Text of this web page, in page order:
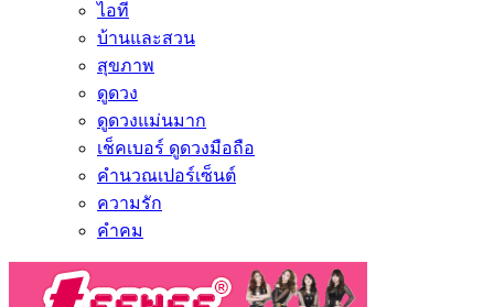
ไอที
บ้านและสวน
สุขภาพ
ดูดวง
ดูดวงแม่นมาก
เช็คเบอร์ ดูดวงมือถือ
คำนวณเปอร์เซ็นต์
ความรัก
คำคม